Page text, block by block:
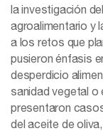
la investigación
agroalimentario y
a los retos que
pusieron énfasis
desperdicio
sanidad vegetal o
presentaron
del aceite de